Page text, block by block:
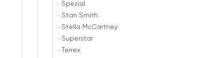
Spezial
Stan Smith
Stella McCartney
Superstar
Terrex